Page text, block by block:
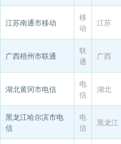
江苏南通市移动
移
动
江苏
广西梧州市联通
联
通
广西
湖北黄冈市电信
电
信
湖北
黑龙江哈尔滨市电
信
电
信
黑龙江